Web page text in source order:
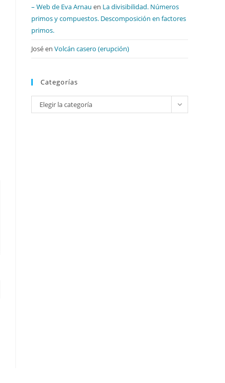
– Web de Eva Arnau en La divisibilidad. Números
primos y compuestos. Descomposición en factores
primos.
Joséen Volcán casero (erupción)
Categorías
Categorías
Elegir la categoría